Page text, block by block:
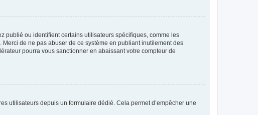
publié ou identifient certains utilisateurs spécifiques, comme les
de ne pas abuser de ce système en publiant inutilement des
pourra vous sanctionner en abaissant votre compteur de
utilisateurs depuis un formulaire dédié. Cela permet d’empêcher une